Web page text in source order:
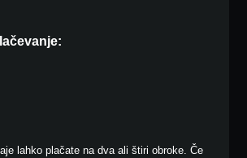
lahko plačate na dva ali štiri obroke. Če